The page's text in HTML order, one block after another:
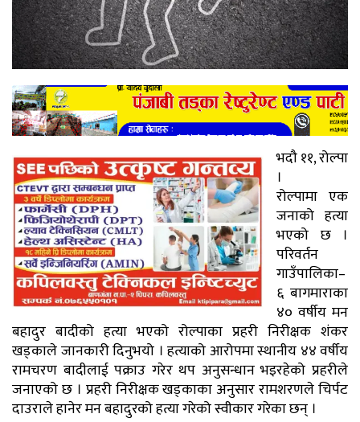
भदौ ११, रोल्पा
।
रोल्पामा एक
जनाको हत्या
भएको छ ।
परिवर्तन
गाउँपालिका–
६ बागमाराका
४० वर्षीय मन
बहादुर बादीको हत्या भएको रोल्पाका प्रहरी निरीक्षक शंकर
खड्काले जानकारी दिनुभयो । हत्याको आरोपमा स्थानीय ४४ वर्षीय
रामचरण बादीलाई पक्राउ गरेर थप अनुसन्धान भइरहेको प्रहरीले
जनाएको छ । प्रहरी निरीक्षक खड्काका अनुसार रामशरणले चिर्पट
दाउराले हानेर मन बहादुरको हत्या गरेको स्वीकार गरेका छन् ।